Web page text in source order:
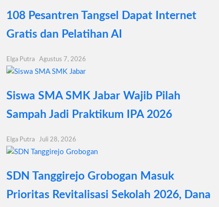
108 Pesantren Tangsel Dapat Internet
Gratis dan Pelatihan AI
Elga Putra Agustus 7, 2026
Siswa SMA SMK Jabar Wajib Pilah
Sampah Jadi Praktikum IPA 2026
Elga Putra Juli 28, 2026
SDN Tanggirejo Grobogan Masuk
Prioritas Revitalisasi Sekolah 2026, Dana